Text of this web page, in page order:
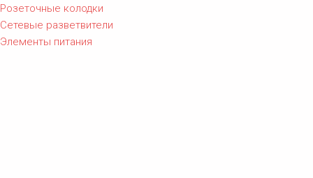
Розеточные колодки
Сетевые разветвители
Элементы питания